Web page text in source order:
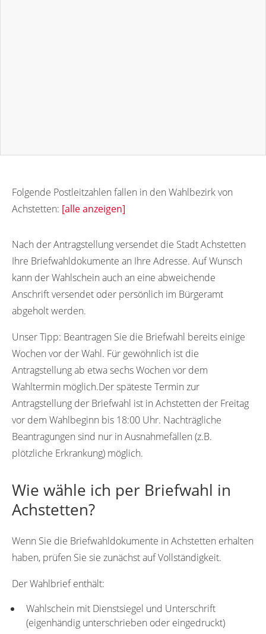
Folgende Postleitzahlen fallen in den Wahlbezirk von
Achstetten: [alle anzeigen]
Nach der Antragstellung versendet die Stadt Achstetten
Ihre Briefwahldokumente an Ihre Adresse. Auf Wunsch
kann der Wahlschein auch an eine abweichende
Anschrift versendet oder persönlich im Bürgeramt
abgeholt werden.
Unser Tipp: Beantragen Sie die Briefwahl bereits einige
Wochen vor der Wahl. Für gewöhnlich ist die
Antragstellung ab etwa sechs Wochen vor dem
Wahltermin möglich.Der späteste Termin zur
Antragstellung der Briefwahl ist in Achstetten der Freitag
vor dem Wahlbeginn bis 18:00 Uhr. Nachträgliche
Beantragungen sind nur in Ausnahmefällen (z.B.
plötzliche Erkrankung) möglich.
Wie wähle ich per Briefwahl in
Achstetten?
Wenn Sie die Briefwahldokumente in Achstetten erhalten
haben, prüfen Sie sie zunächst auf Vollständigkeit.
Der Wahlbrief enthält:
Wahlschein mit Dienstsiegel und Unterschrift
(eigenhändig unterschrieben oder eingedruckt)